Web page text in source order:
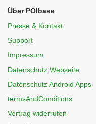
Über POIbase
Presse & Kontakt
Support
Impressum
Datenschutz Webseite
Datenschutz Android Apps
termsAndConditions
Vertrag widerrufen